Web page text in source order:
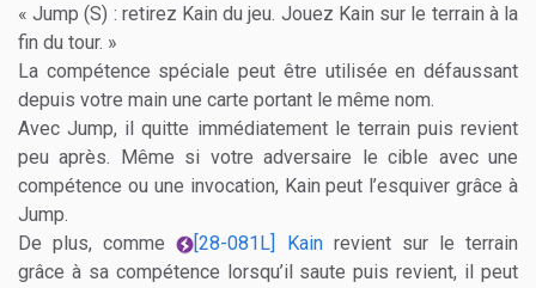
« Jump (S) : retirez Kain du jeu. Jouez Kain sur le terrain à la
fin du tour. »
La compétence spéciale peut être utilisée en défaussant
depuis votre main une carte portant le même nom.
Avec Jump, il quitte immédiatement le terrain puis revient
peu après. Même si votre adversaire le cible avec une
compétence ou une invocation, Kain peut l’esquiver grâce à
Jump.
De plus, comme
[28-081L] Kainrevient sur le terrain
grâce à sa compétence lorsqu’il saute puis revient, il peut